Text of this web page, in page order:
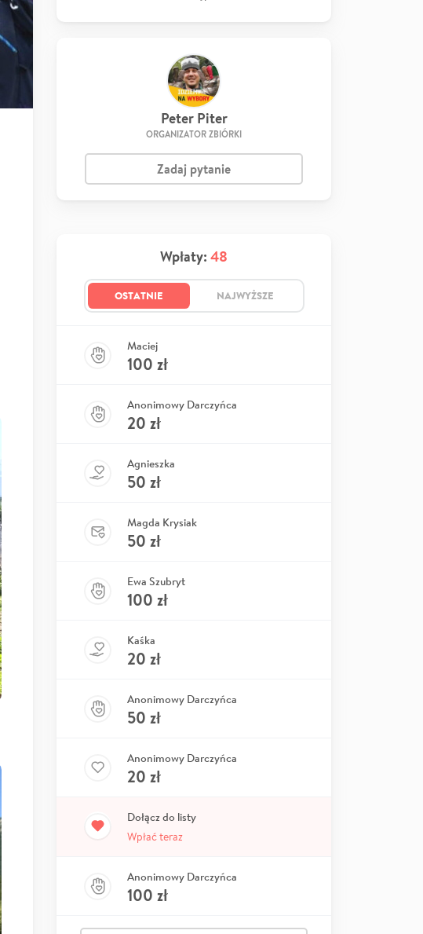
Peter Piter
ORGANIZATOR ZBIÓRKI
Zadaj pytanie
Wpłaty: 48
OSTATNIE NAJWYŻSZE
Maciej
100 zł
Anonimowy Darczyńca
20 zł
Agnieszka
50 zł
Magda Krysiak
50 zł
Ewa Szubryt
100 zł
Kaśka
20 zł
Anonimowy Darczyńca
50 zł
Anonimowy Darczyńca
20 zł
Dołącz do listy
Wpłać teraz
Anonimowy Darczyńca
100 zł